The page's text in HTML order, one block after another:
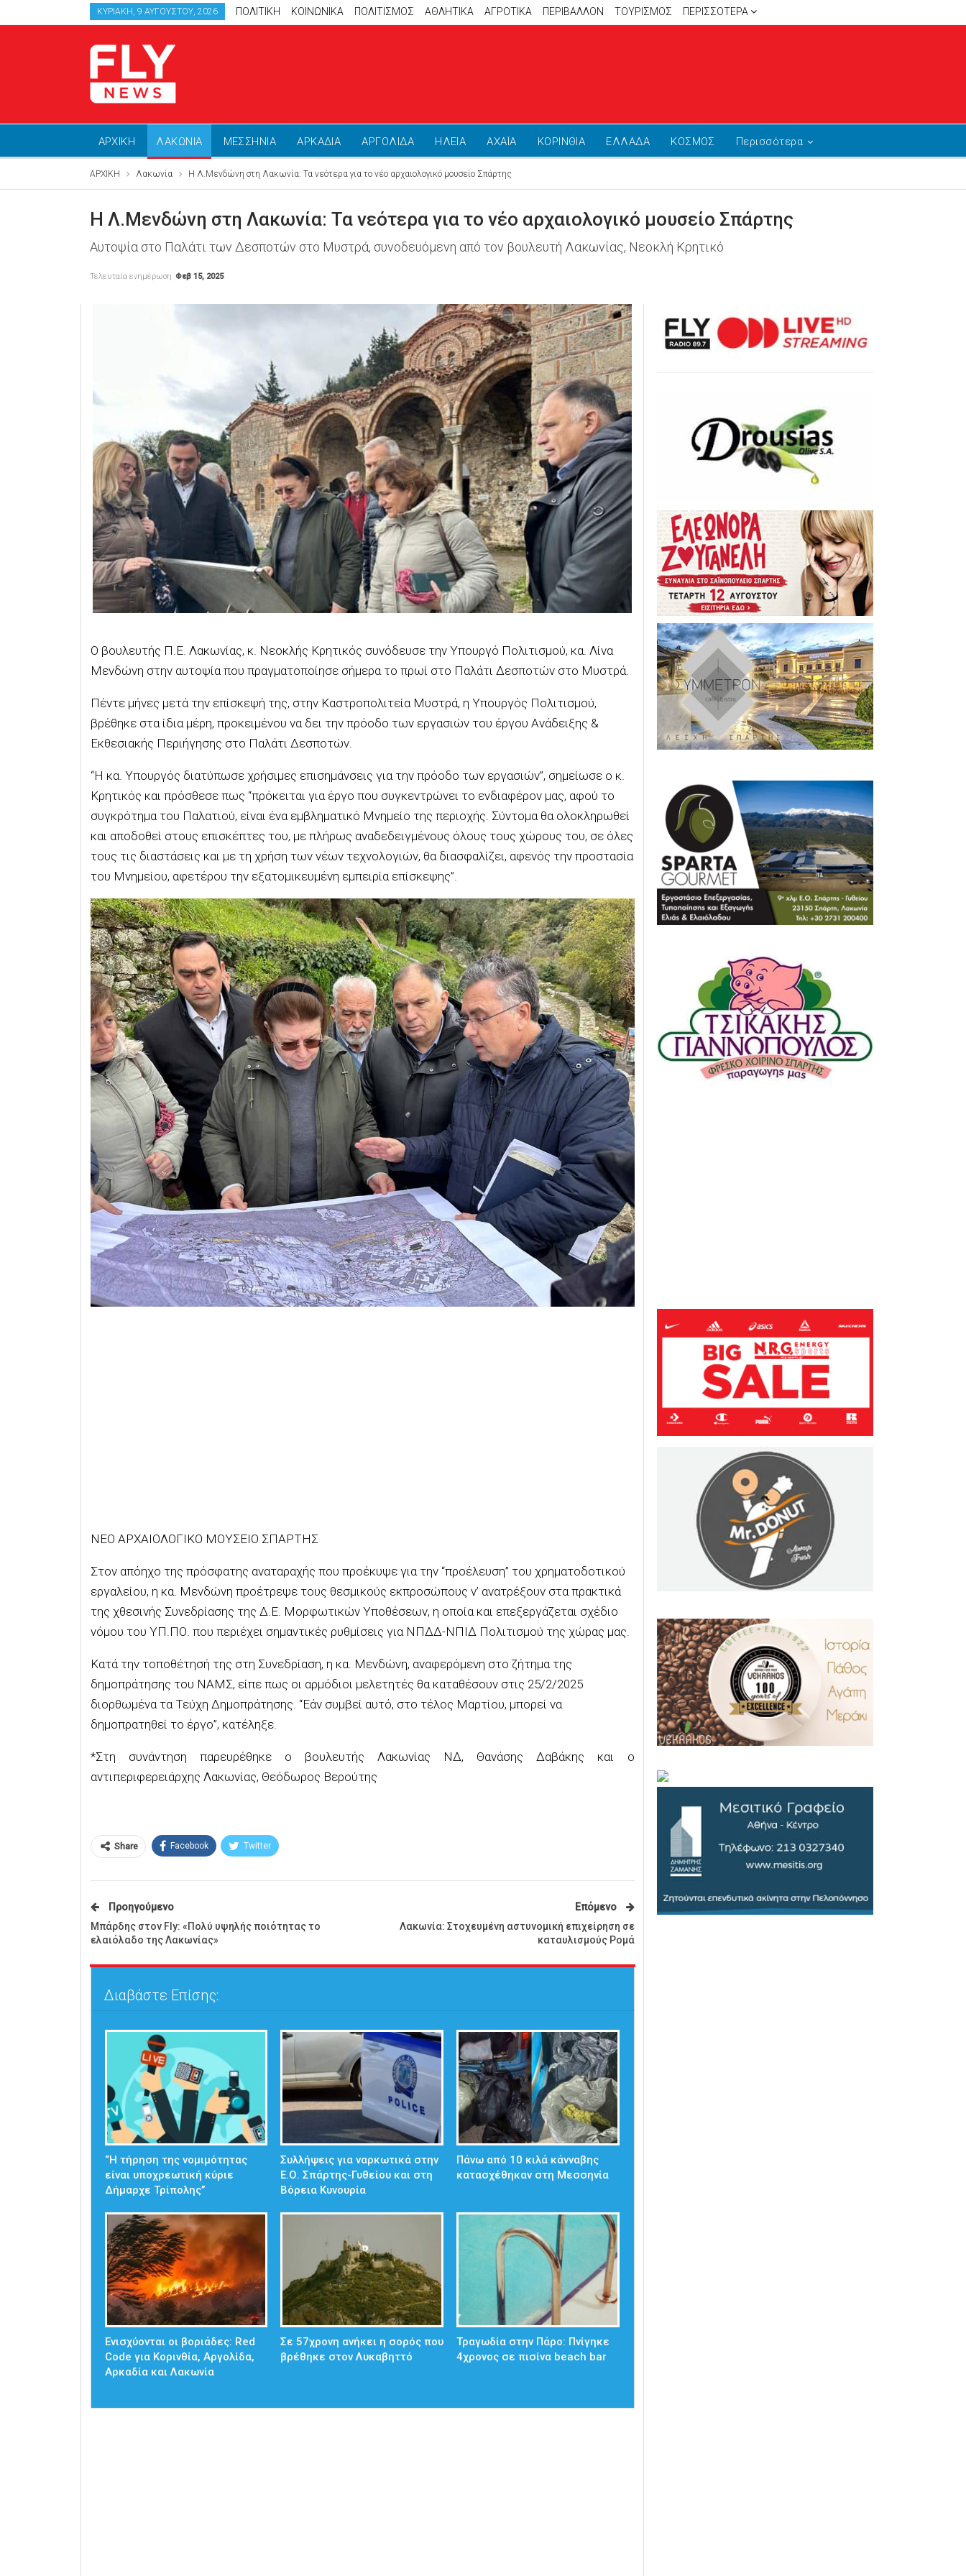
ΚΥΡΙΑΚΉ, 9 ΑΥΓΟΎΣΤΟΥ, 2026 ΠΟΛΙΤΙΚΗ ΚΟΙΝΩΝΙΚΑ ΠΟΛΙΤΙΣΜΟΣ ΑΘΛΗΤΙΚΆ ΑΓΡΟΤΙΚΑ ΠΕΡΙΒΑΛΛΟΝ ΤΟΥΡΙΣΜΟΣ ΠΕΡΙΣΣΌΤΕΡΑ
ΑΡΧΙΚΗ ΛΑΚΩΝΙΑ ΜΕΣΣΗΝΙΑ ΑΡΚΑΔΙΑ ΑΡΓΟΛΙΔΑ ΗΛΕΙΑ ΑΧΑΪΑ ΚΟΡΙΝΘΙΑ ΕΛΛΑΔΑ ΚΟΣΜΟΣ Περισσότερα
ΑΡΧΙΚΗ Λακωνία Η Λ.Μενδώνη στη Λακωνία: Τα νεότερα για το νέο αρχαιολογικό μουσείο Σπάρτης
Η Λ.Μενδώνη στη Λακωνία: Τα νεότερα για το νέο αρχαιολογικό μουσείο Σπάρτης
Αυτοψία στο Παλάτι των Δεσποτών στο Μυστρά, συνοδευόμενη από τον βουλευτή Λακωνίας, Νεοκλή Κρητικό
Τελευταία ενημέρωση Φεβ 15, 2025
Ο βουλευτής Π.Ε. Λακωνίας, κ. Νεοκλής Κρητικός συνόδευσε την Υπουργό Πολιτισμού, κα. Λίνα
Μενδώνη στην αυτοψία που πραγματοποίησε σήμερα το πρωί στο Παλάτι Δεσποτών στο Μυστρά.
Πέντε μήνες μετά την επίσκεψή της, στην Καστροπολιτεία Μυστρά, η Υπουργός Πολιτισμού,
βρέθηκε στα ίδια μέρη, προκειμένου να δει την πρόοδο των εργασιών του έργου Ανάδειξης &
Εκθεσιακής Περιήγησης στο Παλάτι Δεσποτών.
“Η κα. Υπουργός διατύπωσε χρήσιμες επισημάνσεις για την πρόοδο των εργασιών”, σημείωσε ο κ.
Κρητικός και πρόσθεσε πως “πρόκειται για έργο που συγκεντρώνει το ενδιαφέρον μας, αφού το
συγκρότημα του Παλατιού, είναι ένα εμβληματικό Μνημείο της περιοχής. Σύντομα θα ολοκληρωθεί
και αποδοθεί στους επισκέπτες του, με πλήρως αναδεδειγμένους όλους τους χώρους του, σε όλες
τους τις διαστάσεις και με τη χρήση των νέων τεχνολογιών, θα διασφαλίζει, αφενός την προστασία
του Μνημείου, αφετέρου την εξατομικευμένη εμπειρία επίσκεψης”.
ΝΕΟ ΑΡΧΑΙΟΛΟΓΙΚΟ ΜΟΥΣΕΙΟ ΣΠΑΡΤΗΣ
Στον απόηχο της πρόσφατης αναταραχής που προέκυψε για την “προέλευση” του χρηματοδοτικού
εργαλείου, η κα. Μενδώνη προέτρεψε τους θεσμικούς εκπροσώπους ν’ ανατρέξουν στα πρακτικά
της χθεσινής Συνεδρίασης της Δ.Ε. Μορφωτικών Υποθέσεων, η οποία και επεξεργάζεται σχέδιο
νόμου του ΥΠ.ΠΟ. που περιέχει σημαντικές ρυθμίσεις για ΝΠΔΔ-ΝΠΙΔ Πολιτισμού της χώρας μας.
Κατά την τοποθέτησή της στη Συνεδρίαση, η κα. Μενδώνη, αναφερόμενη στο ζήτημα της
δημοπράτησης του ΝΑΜΣ, είπε πως οι αρμόδιοι μελετητές θα καταθέσουν στις 25/2/2025
διορθωμένα τα Τεύχη Δημοπράτησης. “Εάν συμβεί αυτό, στο τέλος Μαρτίου, μπορεί να
δημοπρατηθεί το έργο”, κατέληξε.
*Στη συνάντηση παρευρέθηκε ο βουλευτής Λακωνίας ΝΔ, Θανάσης Δαβάκης και ο
αντιπεριφερειάρχης Λακωνίας, Θεόδωρος Βερούτης
Share Facebook Twitter
Προηγούμενο
Μπάρδης στον Fly: «Πολύ υψηλής ποιότητας το
ελαιόλαδο της Λακωνίας»
Επόμενο
Λακωνία: Στοχευμένη αστυνομική επιχείρηση σε
καταυλισμούς Ρομά
Διαβάστε Επίσης:
“Η τήρηση της νομιμότητας
είναι υποχρεωτική κύριε
Δήμαρχε Τρίπολης”
Συλλήψεις για ναρκωτικά στην
Ε.Ο. Σπάρτης-Γυθείου και στη
Βόρεια Κυνουρία
Πάνω από 10 κιλά κάνναβης
κατασχέθηκαν στη Μεσσηνία
Ενισχύονται οι βοριάδες: Red
Code για Κορινθία, Αργολίδα,
Αρκαδία και Λακωνία
Σε 57χρονη ανήκει η σορός που
βρέθηκε στον Λυκαβηττό
Τραγωδία στην Πάρο: Πνίγηκε
4χρονος σε πισίνα beach bar